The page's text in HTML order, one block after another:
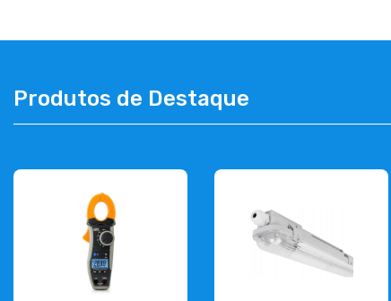
Produtos de Destaque